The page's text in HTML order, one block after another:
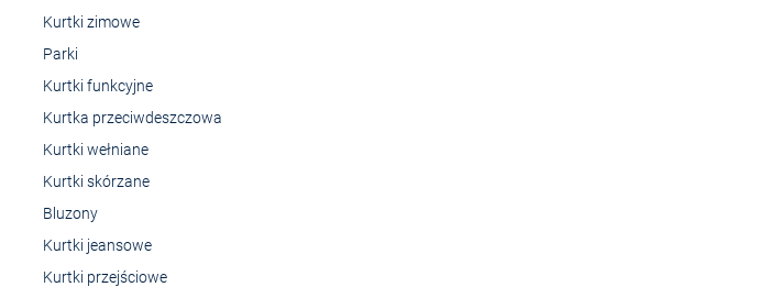
Kurtki zimowe
Parki
Kurtki funkcyjne
Kurtka przeciwdeszczowa
Kurtki wełniane
Kurtki skórzane
Bluzony
Kurtki jeansowe
Kurtki przejściowe